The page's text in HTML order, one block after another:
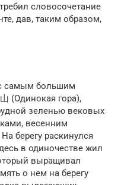
словосочетание
дав, таким образом,
самым большим
(Одинокая гора),
зеленью вековых
весенним
берегу раскинулся
в одиночестве жил
выращивал
о нем на берегу